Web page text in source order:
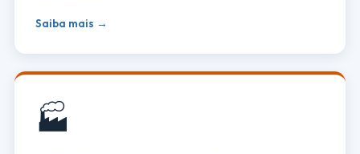
Saiba mais →
🏭